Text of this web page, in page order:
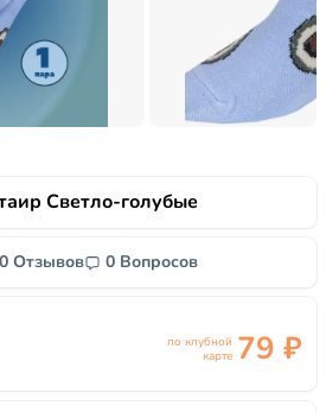
Светло-голубые
0 Отзывов 0 Вопросов
по клубной
карте 79 ₽